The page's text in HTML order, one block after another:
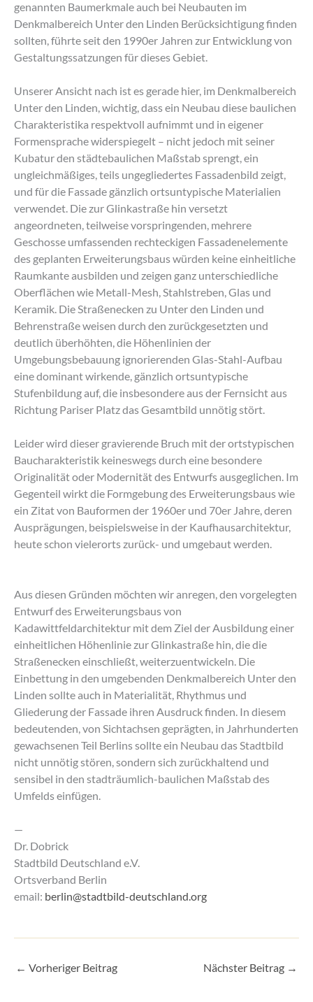
genannten Baumerkmale auch bei Neubauten im
Denkmalbereich Unter den Linden Berücksichtigung finden
sollten, führte seit den 1990er Jahren zur Entwicklung von
Gestaltungssatzungen für dieses Gebiet.
Unserer Ansicht nach ist es gerade hier, im Denkmalbereich
Unter den Linden, wichtig, dass ein Neubau diese baulichen
Charakteristika respektvoll aufnimmt und in eigener
Formensprache widerspiegelt – nicht jedoch mit seiner
Kubatur den städtebaulichen Maßstab sprengt, ein
ungleichmäßiges, teils ungegliedertes Fassadenbild zeigt,
und für die Fassade gänzlich ortsuntypische Materialien
verwendet. Die zur Glinkastraße hin versetzt
angeordneten, teilweise vorspringenden, mehrere
Geschosse umfassenden rechteckigen Fassadenelemente
des geplanten Erweiterungsbaus würden keine einheitliche
Raumkante ausbilden und zeigen ganz unterschiedliche
Oberflächen wie Metall-Mesh, Stahlstreben, Glas und
Keramik. Die Straßenecken zu Unter den Linden und
Behrenstraße weisen durch den zurückgesetzten und
deutlich überhöhten, die Höhenlinien der
Umgebungsbebauung ignorierenden Glas-Stahl-Aufbau
eine dominant wirkende, gänzlich ortsuntypische
Stufenbildung auf, die insbesondere aus der Fernsicht aus
Richtung Pariser Platz das Gesamtbild unnötig stört.
Leider wird dieser gravierende Bruch mit der ortstypischen
Baucharakteristik keineswegs durch eine besondere
Originalität oder Modernität des Entwurfs ausgeglichen. Im
Gegenteil wirkt die Formgebung des Erweiterungsbaus wie
ein Zitat von Bauformen der 1960er und 70er Jahre, deren
Ausprägungen, beispielsweise in der Kaufhausarchitektur,
heute schon vielerorts zurück- und umgebaut werden.
Aus diesen Gründen möchten wir anregen, den vorgelegten
Entwurf des Erweiterungsbaus von
Kadawittfeldarchitektur mit dem Ziel der Ausbildung einer
einheitlichen Höhenlinie zur Glinkastraße hin, die die
Straßenecken einschließt, weiterzuentwickeln. Die
Einbettung in den umgebenden Denkmalbereich Unter den
Linden sollte auch in Materialität, Rhythmus und
Gliederung der Fassade ihren Ausdruck finden. In diesem
bedeutenden, von Sichtachsen geprägten, in Jahrhunderten
gewachsenen Teil Berlins sollte ein Neubau das Stadtbild
nicht unnötig stören, sondern sich zurückhaltend und
sensibel in den stadträumlich-baulichen Maßstab des
Umfelds einfügen.
—
Dr. Dobrick
Stadtbild Deutschland e.V.
Ortsverband Berlin
email: berlin@stadtbild-deutschland.org
← Vorheriger Beitrag Nächster Beitrag →